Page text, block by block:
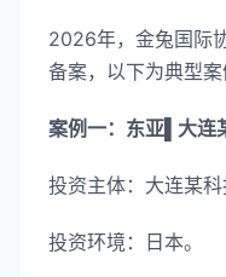
2026年，金兔国际
备案，以下为典型案
案例一：东亚▌大连
投资主体：大连某科
投资环境：日本。